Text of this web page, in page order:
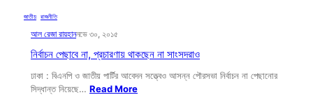
জাতীয় রাজনীতি
আল রেজা রায়হাননভে ৩০, ২০১৫
নির্বাচন পেছাবে না, প্রচারণায় থাকছেন না সাংসদরাও
ঢাকা : বিএনপি ও জাতীয় পার্টির আবেদন সত্ত্বেও আসন্ন পৌরসভা নির্বাচন না পেছানোর
সিদ্ধান্ত নিয়েছে… Read More